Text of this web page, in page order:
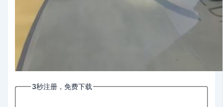
3秒注册，免费下载